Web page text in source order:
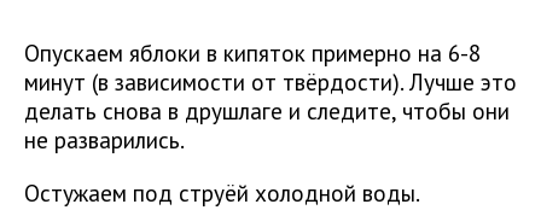
Опускаем яблоки в кипяток примерно на 6-8
минут (в зависимости от твёрдости). Лучше это
делать снова в друшлаге и следите, чтобы они
не разварились.
Остужаем под струёй холодной воды.